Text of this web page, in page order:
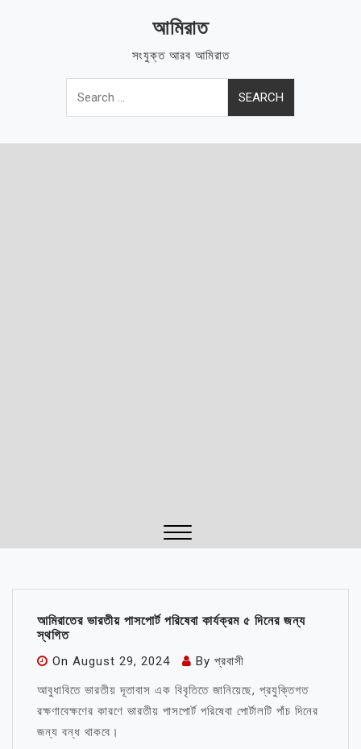
আমিরাত
সংযুক্ত আরব আমিরাত
Search
for:
আমিরাতের ভারতীয় পাসপোর্ট পরিষেবা কার্যক্রম ৫ দিনের জন্য
স্থগিত
On August 29, 2024 By প্রবাসী
আবুধাবিতে ভারতীয় দূতাবাস এক বিবৃতিতে জানিয়েছে, প্রযুক্তিগত
রক্ষণাবেক্ষণের কারণে ভারতীয় পাসপোর্ট পরিষেবা পোর্টালটি পাঁচ দিনের
জন্য বন্ধ থাকবে।